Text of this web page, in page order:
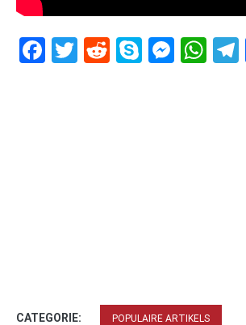
Facebook
Twitter
RedditSkype
CATEGORIE: POPULAIRE ARTIKELS